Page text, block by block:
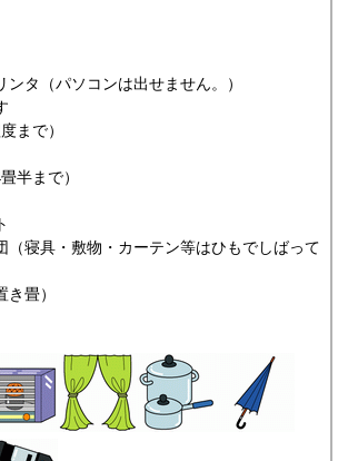
ンタ（パソコンは出せません。）
まで）
半まで）
（寝具・敷物・カーテン等はひもでしばって
畳）